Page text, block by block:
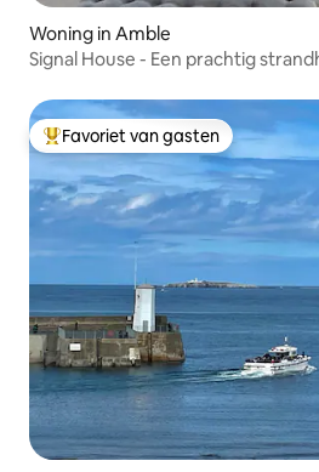
Woning in Amble
Signal House - Een prachtig
Topfavoriet van gasten
Favoriet van gasten